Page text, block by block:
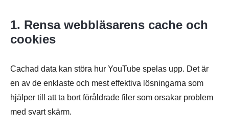
1. Rensa webbläsarens cache och
cookies
Cachad data kan störa hur YouTube spelas upp. Det är
en av de enklaste och mest effektiva lösningarna som
hjälper till att ta bort föråldrade filer som orsakar problem
med svart skärm.